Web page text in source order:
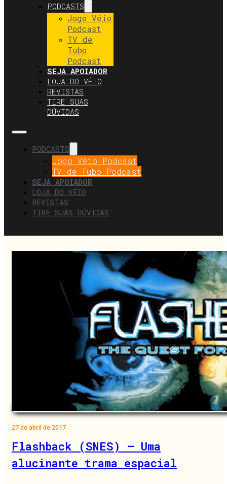
PODCASTS
Jogo Véio
Podcast
TV de
Tubo
Podcast
SEJA APOIADOR
LOJA DO VÉIO
REVISTAS
TIRE SUAS
DÚVIDAS
PODCASTS
Jogo Véio Podcast
TV de Tubo Podcast
SEJA APOIADOR
LOJA DO VÉIO
REVISTAS
TIRE SUAS DÚVIDAS
27 de abril de 2017
Flashback (SNES) – Uma
alucinante trama espacial